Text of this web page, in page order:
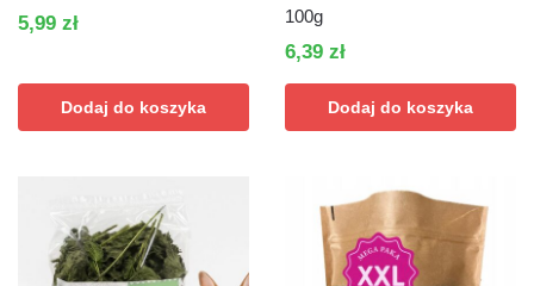
5,99 zł
Dodaj do koszyka
100g
6,39 zł
Dodaj do koszyka